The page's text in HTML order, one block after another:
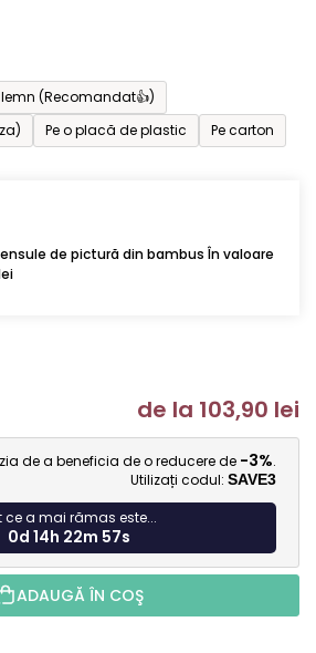
(Recomandat👍)
Pe o placă de plastic Pe carton
de pictură din bambus În valoare
de la 103,90 lei
de a beneficia de o reducere de -3%.
Utilizați codul: SAVE3
ce a mai rămas este...
0d 14h 22m 56s
ADAUGĂ ÎN COŞ